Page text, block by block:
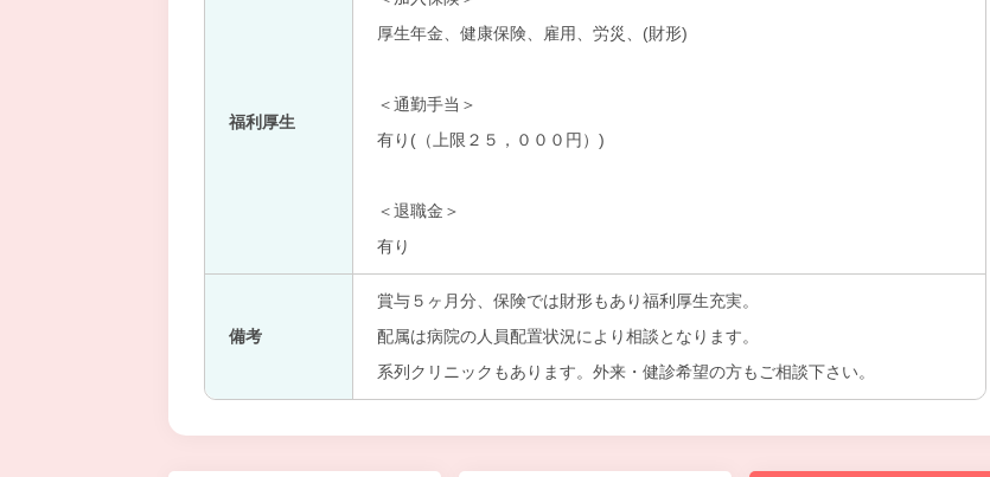
福利厚生
厚生年金、健康保険、雇用、労災、(財形)
＜通勤手当＞
有り(（上限２５，０００円）)
＜退職金＞
有り
備考
賞与５ヶ月分、保険では財形もあり福利厚生充実。
配属は病院の人員配置状況により相談となります。
系列クリニックもあります。外来・健診希望の方もご相談下さい。